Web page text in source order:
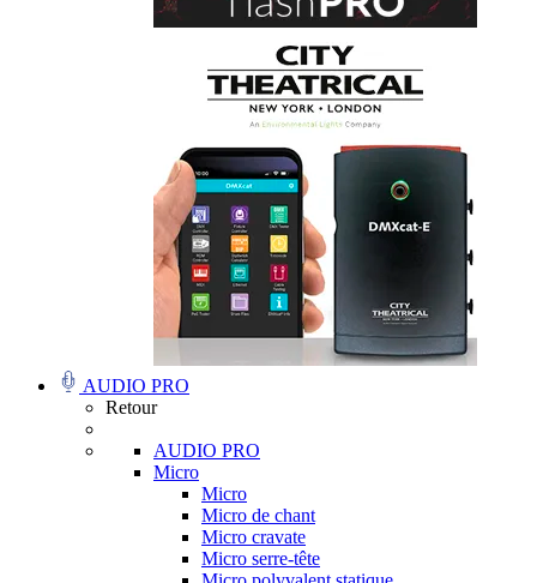
AUDIO PRO
Retour
AUDIO PRO
Micro
Micro
Micro de chant
Micro cravate
Micro serre-tête